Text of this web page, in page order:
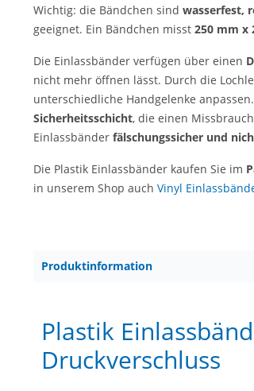
Wichtig: die Bändchen sind wasserfest,
geeignet. Ein Bändchen misst 250 mm x
Die Einlassbänder verfügen über einen
nicht mehr öffnen lässt. Durch die
unterschiedliche Handgelenke
Sicherheitsschicht, die einen
Einlassbänder fälschungssicher und
Die Plastik Einlassbänder kaufen Sie im
in unserem Shop auch Vinyl
Produktinformation
Plastik
Druckverschluss